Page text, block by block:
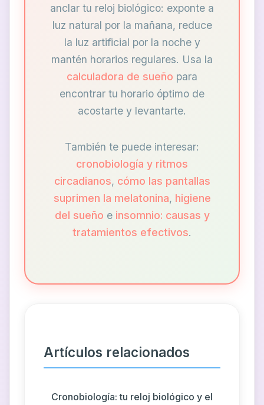
anclar tu reloj biológico: exponte a
luz natural por la mañana, reduce
la luz artificial por la noche y
mantén horarios regulares. Usa la
calculadora de sueño para
encontrar tu horario óptimo de
acostarte y levantarte.
También te puede interesar:
cronobiología y ritmos
circadianos, cómo las pantallas
suprimen la melatonina, higiene
del sueño e insomnio: causas y
tratamientos efectivos.
Artículos relacionados
Cronobiología: tu reloj biológico y el